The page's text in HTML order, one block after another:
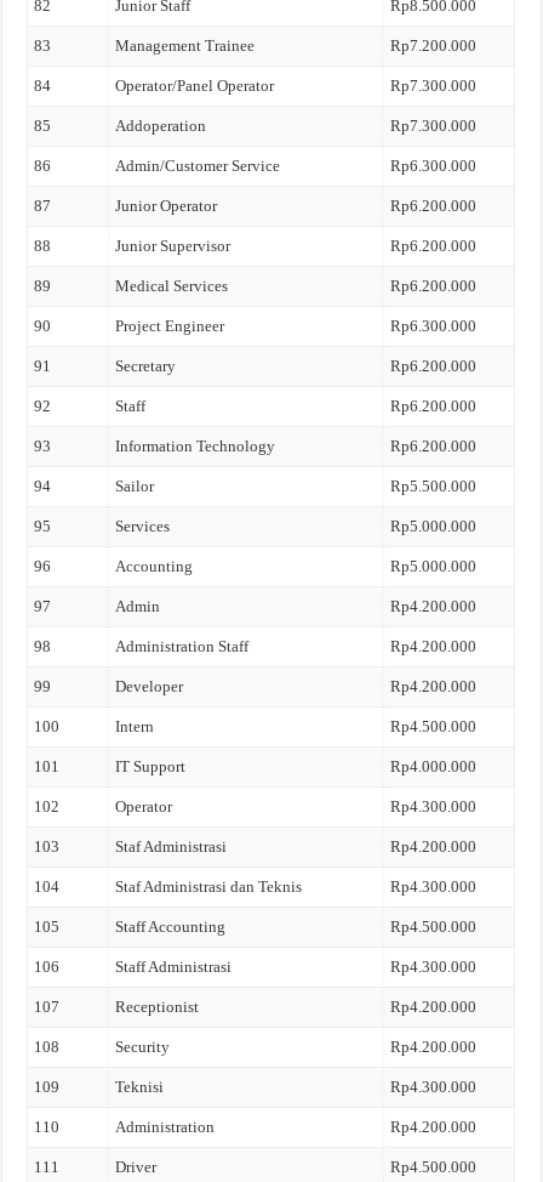
82 Junior Staff Rp8.500.000
83 Management Trainee Rp7.200.000
84 Operator/Panel Operator Rp7.300.000
85 Addoperation Rp7.300.000
86 Admin/Customer Service Rp6.300.000
87 Junior Operator Rp6.200.000
88 Junior Supervisor Rp6.200.000
89 Medical Services Rp6.200.000
90 Project Engineer Rp6.300.000
91 Secretary Rp6.200.000
92 Staff Rp6.200.000
93 Information Technology Rp6.200.000
94 Sailor Rp5.500.000
95 Services Rp5.000.000
96 Accounting Rp5.000.000
97 Admin Rp4.200.000
98 Administration Staff Rp4.200.000
99 Developer Rp4.200.000
100 Intern Rp4.500.000
101 IT Support Rp4.000.000
102 Operator Rp4.300.000
103 Staf Administrasi Rp4.200.000
104 Staf Administrasi dan Teknis Rp4.300.000
105 Staff Accounting Rp4.500.000
106 Staff Administrasi Rp4.300.000
107 Receptionist Rp4.200.000
108 Security Rp4.200.000
109 Teknisi Rp4.300.000
110 Administration Rp4.200.000
111 Driver Rp4.500.000